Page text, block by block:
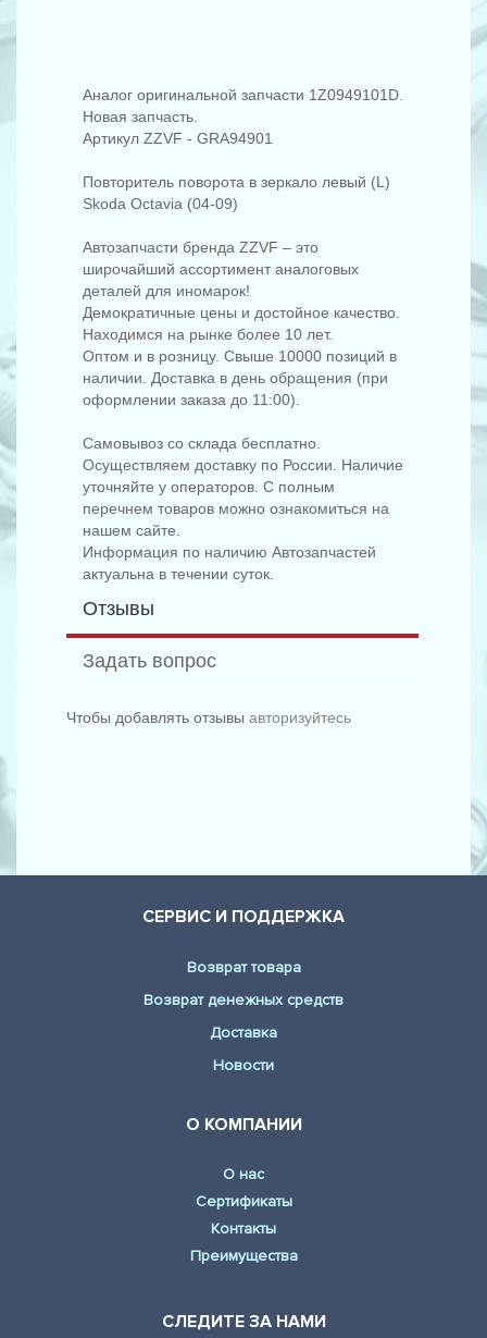
Аналог оригинальной запчасти 1Z0949101D.
Новая запчасть.
Артикул ZZVF - GRA94901
Повторитель поворота в зеркало левый (L)
Skoda Octavia (04-09)
Автозапчасти бренда ZZVF – это
широчайший ассортимент аналоговых
деталей для иномарок!
Демократичные цены и достойное качество.
Находимся на рынке более 10 лет.
Оптом и в розницу. Свыше 10000 позиций в
наличии. Доставка в день обращения (при
оформлении заказа до 11:00).
Самовывоз со склада бесплатно.
Осуществляем доставку по России. Наличие
уточняйте у операторов. С полным
перечнем товаров можно ознакомиться на
нашем сайте.
Информация по наличию Автозапчастей
актуальна в течении суток.
Отзывы
Задать вопрос
Чтобы добавлять отзывы авторизуйтесь
СЕРВИС И ПОДДЕРЖКА
Возврат товара
Возврат денежных средств
Доставка
Новости
О КОМПАНИИ
О нас
Сертификаты
Контакты
Преимущества
СЛЕДИТЕ ЗА НАМИ